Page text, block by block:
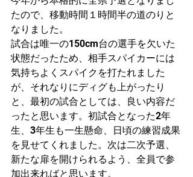
たので、移動時間１時間半の道のりと
なりました。
試合は唯一の150cm台の選手を欠いた
状態だったため、相手スパイカーには
気持ちよくスパイクを打たれました
が、それなりにディグも上がったり
と、最初の試合としては、良い内容だ
ったと思います。初試合となった2年
生、3年生も一生懸命、日頃の練習成果
を見せてくれました。次は二次予選、
新たな扉を開けられるよう、全員で参
加出来ればと思います。